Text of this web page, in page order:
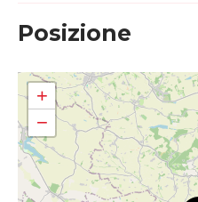
Posizione
+
−